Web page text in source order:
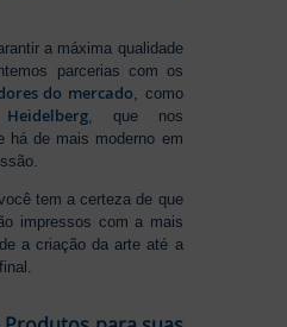
a máxima qualidade
parcerias com os
do mercado, como
, que nos
há de mais moderno em
tem a certeza de que
impressos com a mais
a criação da arte até a